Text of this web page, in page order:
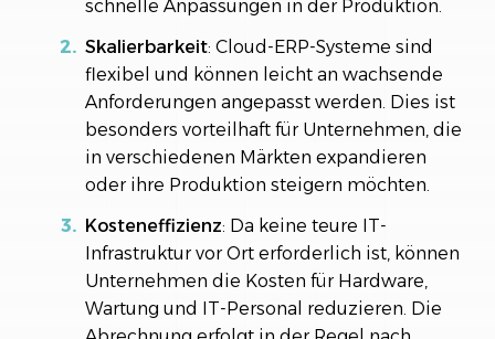
schnelle Anpassungen in der Produktion.
Skalierbarkeit: Cloud-ERP-Systeme sind
flexibel und können leicht an wachsende
Anforderungen angepasst werden. Dies ist
besonders vorteilhaft für Unternehmen, die
in verschiedenen Märkten expandieren
oder ihre Produktion steigern möchten.
Kosteneffizienz: Da keine teure IT-
Infrastruktur vor Ort erforderlich ist, können
Unternehmen die Kosten für Hardware,
Wartung und IT-Personal reduzieren. Die